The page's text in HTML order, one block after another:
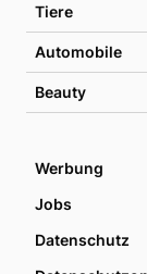
Tiere
Automobile
Beauty
Werbung
Jobs
Datenschutz